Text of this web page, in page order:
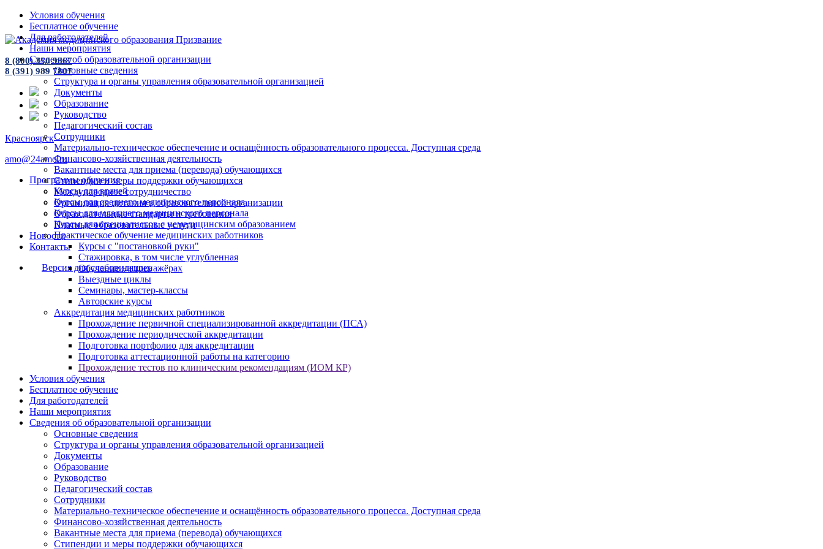
Условия обучения
Бесплатное обучение
Для работодателей
Наши мероприятия
Сведения об образовательной организации
Основные сведения
Структура и органы управления образовательной организацией
Документы
Образование
Руководство
Педагогический состав
Сотрудники
Материально-техническое обеспечение и оснащённость образовательного процесса. Доступная среда
Финансово-хозяйственная деятельность
Вакантные места для приема (перевода) обучающихся
Стипендии и меры поддержки обучающихся
Международное сотрудничество
Организация питания в образовательной организации
Образовательные стандарты и требования
Платные образовательные услуги
Новости
Контакты
Версия для слабовидящих
8 (800) 350 9867
8 (391) 989 7807
Красноярск
amo@24amo.ru
Программы обучения
Курсы для врачей
Курсы для среднего медицинского персонала
Курсы для младшего медицинского персонала
Курсы для специалистов с немедицинским образованием
Практическое обучение медицинских работников
Курсы с "постановкой руки"
Стажировка, в том числе углубленная
Обучение на тренажёрах
Выездные циклы
Семинары, мастер-классы
Авторские курсы
Аккредитация медицинских работников
Прохождение первичной специализированной аккредитации (ПСА)
Прохождение периодической аккредитации
Подготовка портфолио для аккредитации
Подготовка аттестационной работы на категорию
Прохождение тестов по клиническим рекомендациям (ИОМ КР)
Условия обучения
Бесплатное обучение
Для работодателей
Наши мероприятия
Сведения об образовательной организации
Основные сведения
Структура и органы управления образовательной организацией
Документы
Образование
Руководство
Педагогический состав
Сотрудники
Материально-техническое обеспечение и оснащённость образовательного процесса. Доступная среда
Финансово-хозяйственная деятельность
Вакантные места для приема (перевода) обучающихся
Стипендии и меры поддержки обучающихся